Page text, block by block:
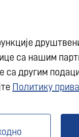
investitorom
upravljanje
са нашим
другим
Политику